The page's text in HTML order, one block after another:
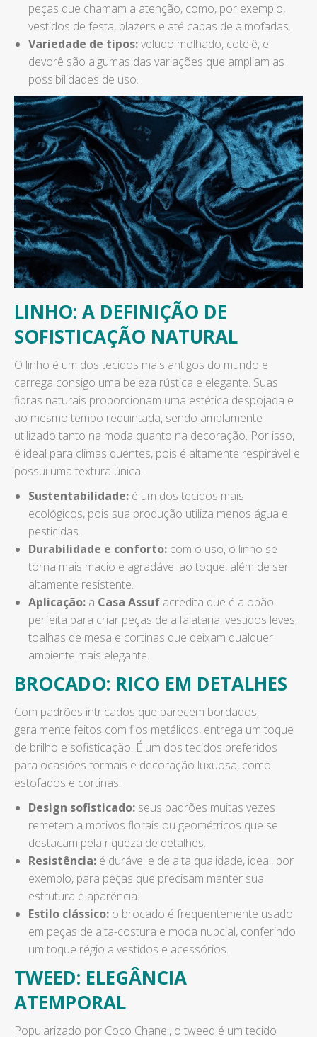
peças que chamam a atenção, como, por exemplo,
vestidos de festa, blazers e até capas de almofadas.
Variedade de tipos:veludo molhado, cotelê, e
devorê são algumas das variações que ampliam as
possibilidades de uso.
LINHO: A DEFINIÇÃO DE
SOFISTICAÇÃO NATURAL
O linho é um dos tecidos mais antigos do mundo e
carrega consigo uma beleza rústica e elegante. Suas
fibras naturais proporcionam uma estética despojada e
ao mesmo tempo requintada, sendo amplamente
utilizado tanto na moda quanto na decoração. Por isso,
é ideal para climas quentes, pois é altamente respirável e
possui uma textura única.
Sustentabilidade: é um dos tecidos mais
ecológicos, pois sua produção utiliza menos água e
pesticidas.
Durabilidade e conforto: com o uso, o linho se
torna mais macio e agradável ao toque, além de ser
altamente resistente.
Aplicação: a Casa Assuf acredita que é a opão
perfeita para criar peças de alfaiataria, vestidos leves,
toalhas de mesa e cortinas que deixam qualquer
ambiente mais elegante.
BROCADO: RICO EM DETALHES
Com padrões intricados que parecem bordados,
geralmente feitos com fios metálicos, entrega um toque
de brilho e sofisticação. É um dos tecidos preferidos
para ocasiões formais e decoração luxuosa, como
estofados e cortinas.
Design sofisticado: seus padrões muitas vezes
remetem a motivos florais ou geométricos que se
destacam pela riqueza de detalhes.
Resistência: é durável e de alta qualidade, ideal, por
exemplo, para peças que precisam manter sua
estrutura e aparência.
Estilo clássico: o brocado é frequentemente usado
em peças de alta-costura e moda nupcial, conferindo
um toque régio a vestidos e acessórios.
TWEED: ELEGÂNCIA
ATEMPORAL
Popularizado por Coco Chanel, o tweed é um tecido